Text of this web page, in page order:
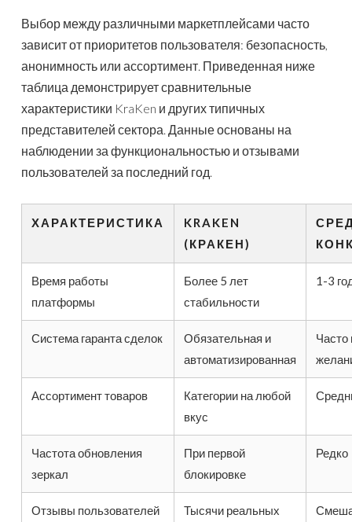
Выбор между различными маркетплейсами часто
зависит от приоритетов пользователя: безопасность,
анонимность или ассортимент. Приведенная ниже
таблица демонстрирует сравнительные
характеристики KraKen и других типичных
представителей сектора. Данные основаны на
наблюдении за функциональностью и отзывами
пользователей за последний год.
ХАРАКТЕРИСТИКА
KRAKEN
(КРАКЕН)
Время работы
платформы
Более 5 лет
стабильности
1-3
Система гаранта сделок
Обязательная и
автоматизированная
Часто
Ассортимент товаров
Категории на любой
вкус
Частота обновления
зеркал
При первой
блокировке
Редко
Отзывы пользователей Тысячи реальных